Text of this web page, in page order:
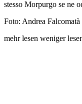
stesso Morpurgo se ne
Foto: Andrea Falcomatà
mehr lesen weniger